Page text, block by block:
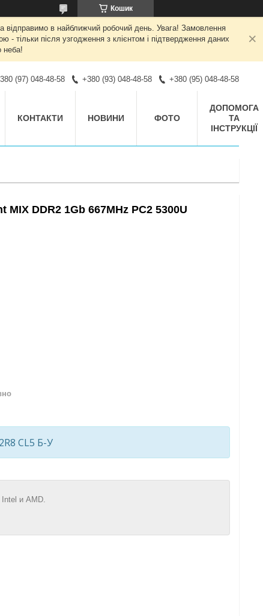
Кошик
відправимо в найближчий робочий день. Увага! Замовлення
тільки після узгодження з клієнтом і підтвердження даних
неба!
(97) 048-48-58 +380 (93) 048-48-58 +380 (95) 048-48-58
КОНТАКТИ НОВИНИ ФОТО
ДОПОМОГА
ТА
ІНСТРУКЦІЇ
DDR2 1Gb 667MHz PC2 5300U
CL5 Б-У
и AMD.